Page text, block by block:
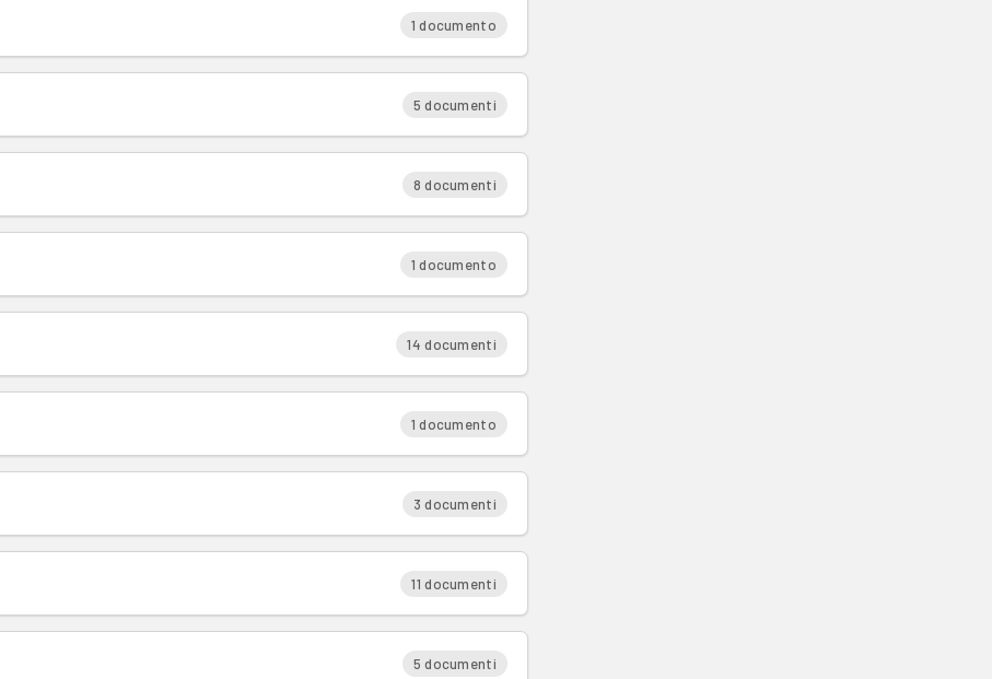
1 documento
5 documenti
8 documenti
1 documento
14 documenti
1 documento
3 documenti
11 documenti
5 documenti